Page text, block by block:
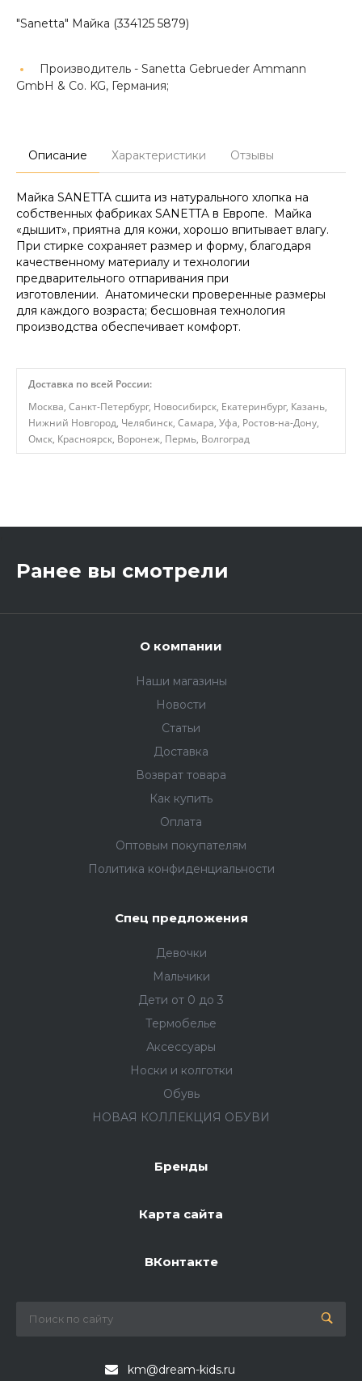
"Sanetta" Майка (334125 5879)
Производитель - Sanetta Gebrueder Ammann
GmbH & Co. KG, Германия;
Описание Характеристики Отзывы
Майка SANETTA сшита из натурального хлопка на
собственных фабриках SANETTA в Европе. Майка
«дышит», приятна для кожи, хорошо впитывает влагу.
При стирке сохраняет размер и форму, благодаря
качественному материалу и технологии
предварительного отпаривания при
изготовлении. Анатомически проверенные размеры
для каждого возраста; бесшовная технология
производства обеспечивает комфорт.
Доставка по всей России:
Москва, Санкт-Петербург, Новосибирск, Екатеринбург, Казань,
Нижний Новгород, Челябинск, Самара, Уфа, Ростов-на-Дону,
Омск, Красноярск, Воронеж, Пермь, Волгоград
Ранее вы смотрели
О компании
Наши магазины
Новости
Статьи
Доставка
Возврат товара
Как купить
Оплата
Оптовым покупателям
Политика конфиденциальности
Спец предложения
Девочки
Мальчики
Дети от 0 до 3
Термобелье
Аксессуары
Носки и колготки
Обувь
НОВАЯ КОЛЛЕКЦИЯ ОБУВИ
Бренды
Карта сайта
ВКонтакте
km@dream-kids.ru